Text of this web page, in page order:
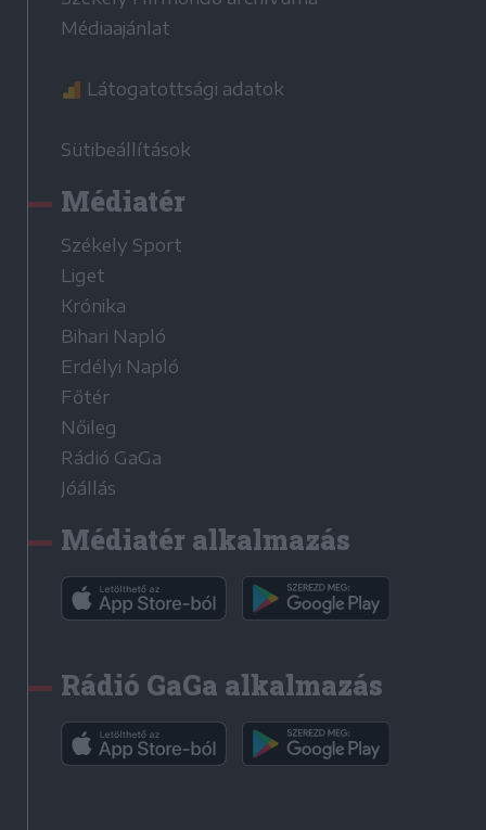
Médiaajánlat
Látogatottsági adatok
Sütibeállítások
Médiatér
Székely Sport
Liget
Krónika
Bihari Napló
Erdélyi Napló
Főtér
Nőileg
Rádió GaGa
Jóállás
Médiatér alkalmazás
Rádió GaGa alkalmazás